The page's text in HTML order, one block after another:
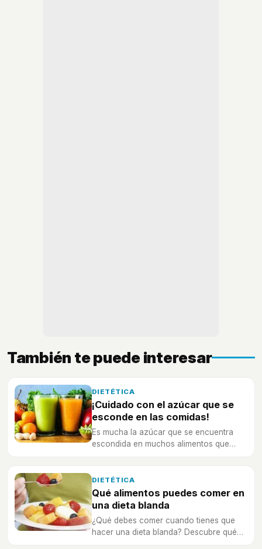
También te puede interesar
DIETÉTICA
¡Cuidado con el azúcar que se
esconde en las comidas!
Es mucha la azúcar que se encuentra
escondida en muchos alimentos que
DIETÉTICA
Qué alimentos puedes comer en
una dieta blanda
¿Qué debes comer cuando tienes que
hacer una dieta blanda? Descubre qué